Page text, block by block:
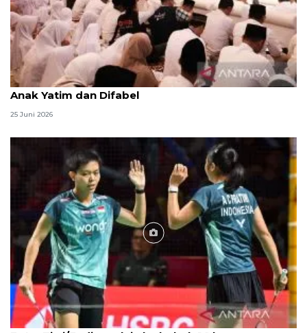
Menag jadikan setiap 10 Muharam sebagai Lebaran
Anak Yatim dan Difabel
25 Juni 2026
Foto